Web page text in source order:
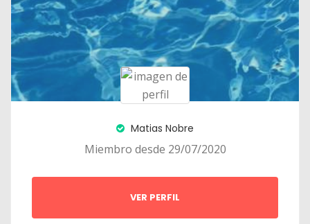
Matias Nobre
Miembro desde 29/07/2020
VER PERFIL